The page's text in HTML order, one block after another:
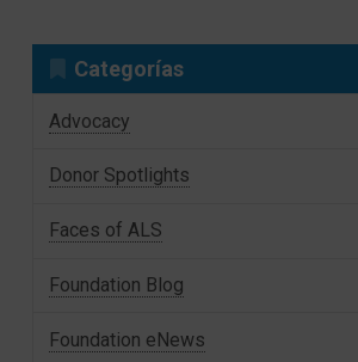
Categorías
Advocacy
Donor Spotlights
Faces of ALS
Foundation Blog
Foundation eNews